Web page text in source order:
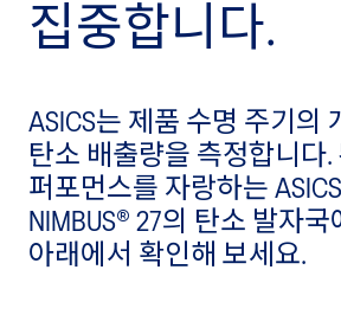
집중합니다.
ASICS는 제품 수명 주기의
탄소 배출량을 측정합니다.
퍼포먼스를 자랑하는
NIMBUS® 27의 탄소 발자
아래에서 확인해 보세요.